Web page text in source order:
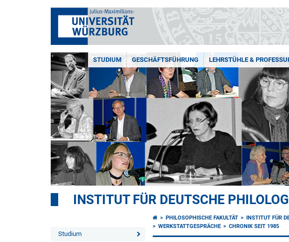
STUDIUM GESCHÄFTSFÜHRUNG LEHRSTÜHLE &
INSTITUT FÜR DEUTSCHE
Studium
PHILOSOPHISCHE FAKULTÄT INSTITUT FÜR
WERKSTATTGESPRÄCHE
CHRONIK SEIT 1985